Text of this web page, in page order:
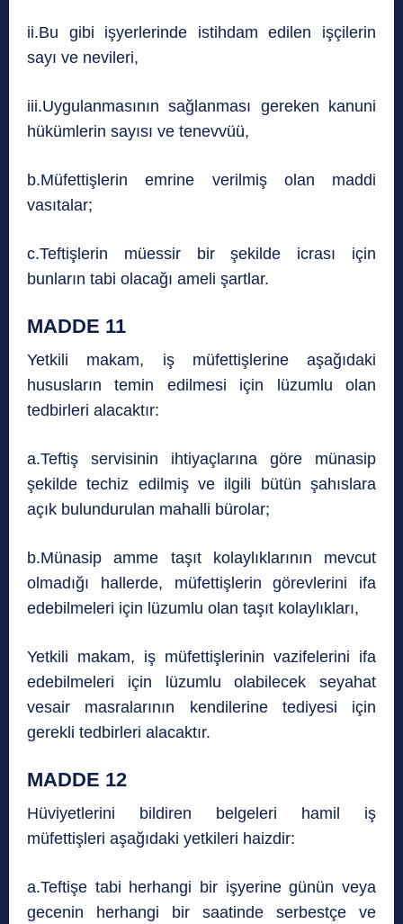
ii.Bu gibi işyerlerinde istihdam edilen işçilerin
sayı ve nevileri,
iii.Uygulanmasının sağlanması gereken kanuni
hükümlerin sayısı ve tenevvüü,
b.Müfettişlerin emrine verilmiş olan maddi
vasıtalar;
c.Teftişlerin müessir bir şekilde icrası için
bunların tabi olacağı ameli şartlar.
MADDE 11
Yetkili makam, iş müfettişlerine aşağıdaki
hususların temin edilmesi için lüzumlu olan
tedbirleri alacaktır:
a.Teftiş servisinin ihtiyaçlarına göre münasip
şekilde techiz edilmiş ve ilgili bütün şahıslara
açık bulundurulan mahalli bürolar;
b.Münasip amme taşıt kolaylıklarının mevcut
olmadığı hallerde, müfettişlerin görevlerini ifa
edebilmeleri için lüzumlu olan taşıt kolaylıkları,
Yetkili makam, iş müfettişlerinin vazifelerini ifa
edebilmeleri için lüzumlu olabilecek seyahat
vesair masralarının kendilerine tediyesi için
gerekli tedbirleri alacaktır.
MADDE 12
Hüviyetlerini bildiren belgeleri hamil iş
müfettişleri aşağıdaki yetkileri haizdir:
a.Teftişe tabi herhangi bir işyerine günün veya
gecenin herhangi bir saatinde serbestçe ve